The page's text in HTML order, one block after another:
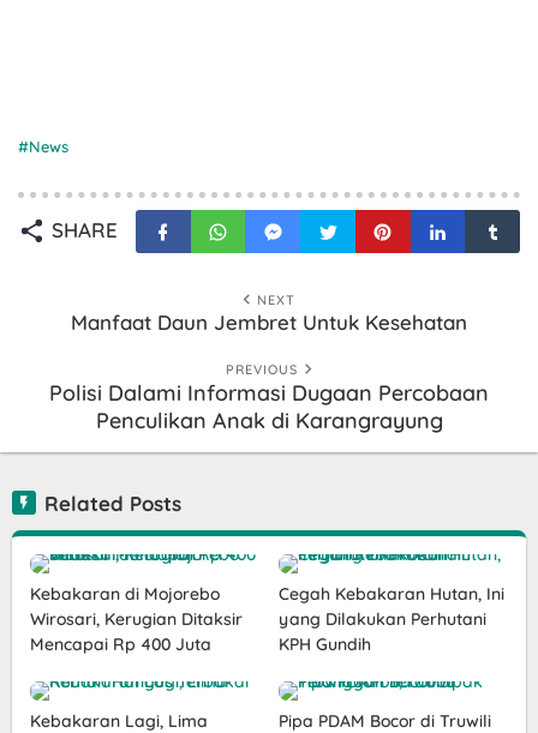
News
SHARE
NEXT
Manfaat Daun Jembret Untuk Kesehatan
PREVIOUS
Polisi Dalami Informasi Dugaan Percobaan
Penculikan Anak di Karangrayung
Related Posts
Kebakaran di Mojorebo
Wirosari, Kerugian Ditaksir
Mencapai Rp 400 Juta
Cegah Kebakaran Hutan, Ini
yang Dilakukan Perhutani
KPH Gundih
Kebakaran Lagi, Lima
Pipa PDAM Bocor di Truwili